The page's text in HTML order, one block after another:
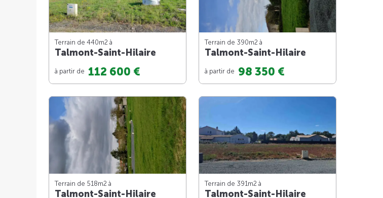
Terrain de 440m2 à
Talmont-Saint-Hilaire
à partir de 112 600 €
Terrain de 390m2 à
Talmont-Saint-Hilaire
à partir de 98 350 €
Terrain de 518m2 à
Talmont-Saint-Hilaire
Terrain de 391m2 à
Talmont-Saint-Hilaire